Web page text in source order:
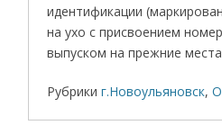
идентификации
на ухо с присвоением
выпуском на прежние
Рубрики г.Новоульяновск,